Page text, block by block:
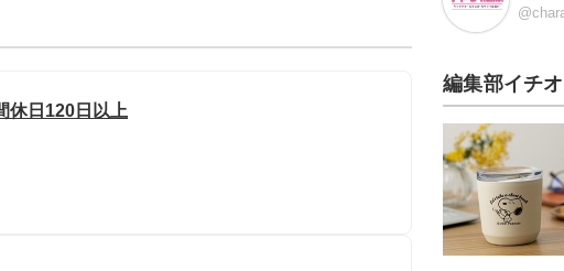
休日120日以上
編集部イチ